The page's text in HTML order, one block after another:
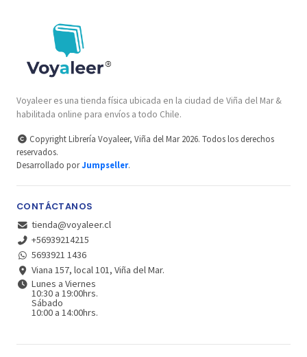
Voyaleer es una tienda física ubicada en la ciudad de Viña del Mar &
habilitada online para envíos a todo Chile.
Copyright Librería Voyaleer, Viña del Mar 2026. Todos los derechos
reservados.
Desarrollado porJumpseller.
CONTÁCTANOS
tienda@voyaleer.cl
+56939214215
5693921 1436
Viana 157, local 101, Viña del Mar.
Lunes a Viernes
10:30 a 19:00hrs.
Sábado
10:00 a 14:00hrs.